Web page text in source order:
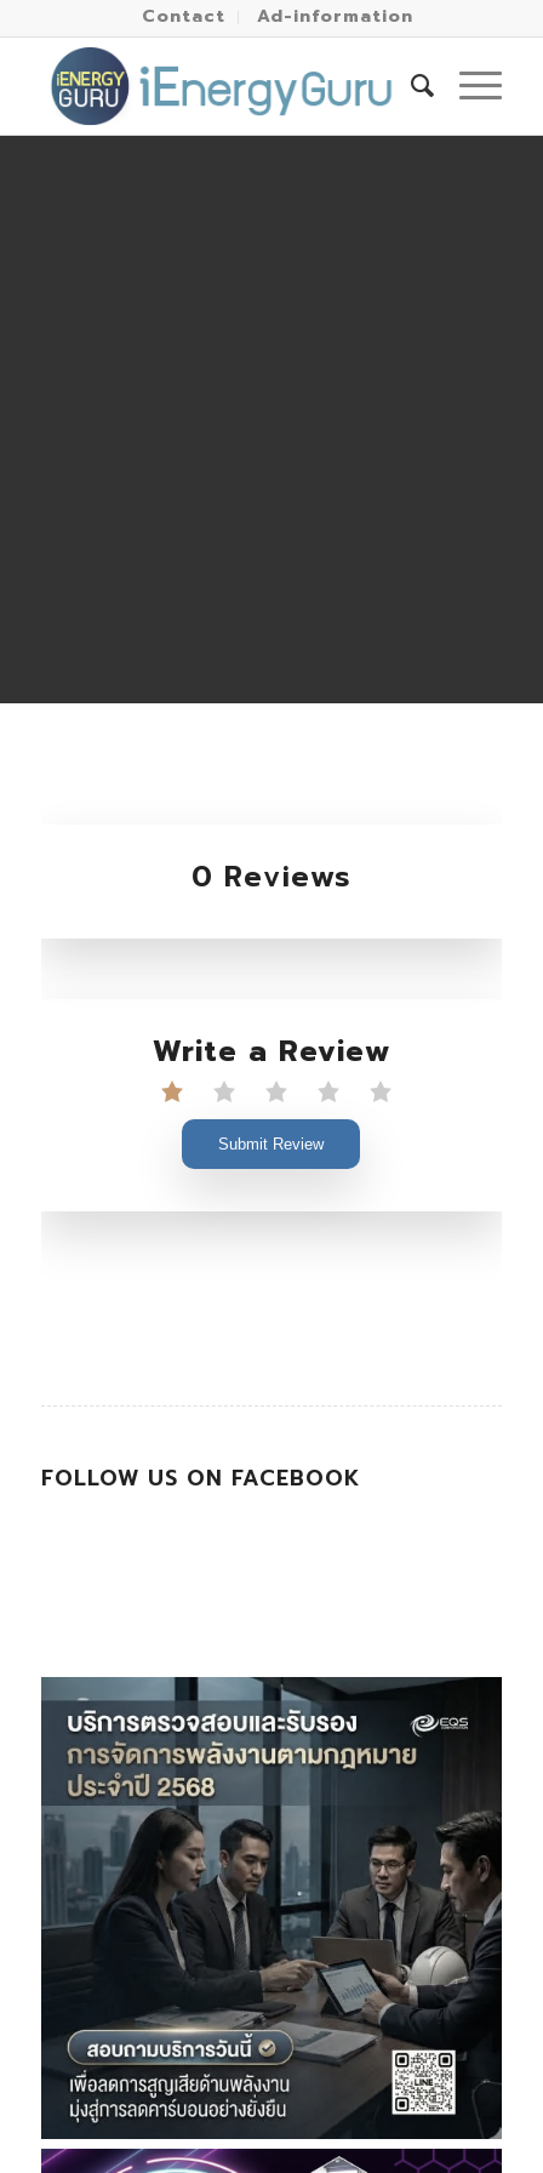
Contact Ad-information
0 Reviews
Write a Review
Submit Review
FOLLOW US ON FACEBOOK